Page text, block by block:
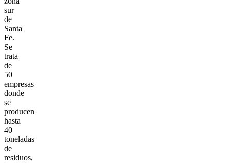
sur
de
Santa
Fe.
Se
trata
de
50
empresas
donde
se
producen
hasta
40
toneladas
de
residuos,